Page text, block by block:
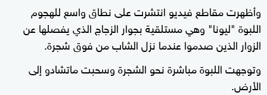
وأظهرت مقاطع فيديو انتشرت على نطاق واسع للهجوم
اللبوة "ليونا" وهي مستلقية بجوار الزجاج الذي يفصلها عن
الزوار الذين صدموا عندما نزل الشاب من فوق شجرة.
وتوجهت اللبوة مباشرة نحو الشجرة وسحبت ماتشادو إلى
الأرض.